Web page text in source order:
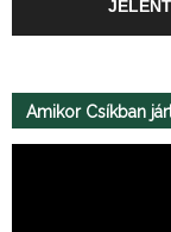
Amikor Csíkban